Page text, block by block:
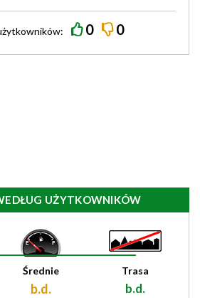
0 0
UŻYTKOWNIKÓW
Średnie
b.d.
Trasa
b.d.